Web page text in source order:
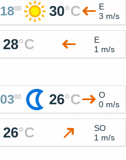
1800 30°C
E
3 m/s
28°C
E
1 m/s
0300 26°C
O
0 m/s
26°C
SO
1 m/s